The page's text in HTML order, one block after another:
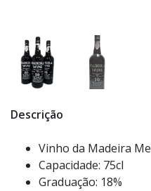
Descrição
Vinho da Madeira
Capacidade: 75cl
Graduação: 18%